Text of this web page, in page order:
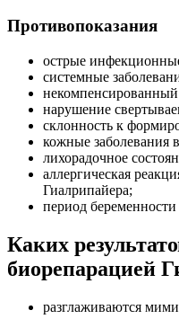
Противопоказания
острые
системные
нарушение
склонность к
кожные заболевания
лихорадочное
аллергическая
Гиалрипайера;
период
Каких
биорепарацией
разглаживаются